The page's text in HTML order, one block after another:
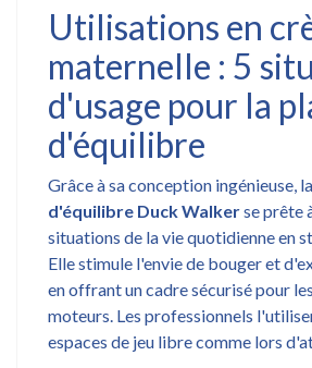
Utilisations en
maternelle : 5
d'usage pour la
d'équilibre
Grâce à sa conception ingénieuse, la
d'équilibre Duck Walkerse prête
situations de la vie quotidienne en
Elle stimule l'envie de bouger et
en offrant un cadre sécurisé pour
moteurs. Les professionnels
espaces de jeu libre comme lors